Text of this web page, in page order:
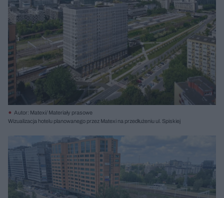
Autor: Matexi/ Materiały prasowe
Wizualizacja hotelu planowanego przez Matexi na przedłużeniu ul. Spiskiej